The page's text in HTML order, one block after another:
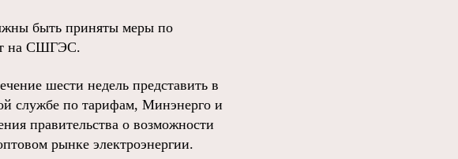
быть приняты меры по
на СШГЭС.
шести недель представить в
службе по тарифам, Минэнерго и
правительства о возможности
рынке электроэнергии.